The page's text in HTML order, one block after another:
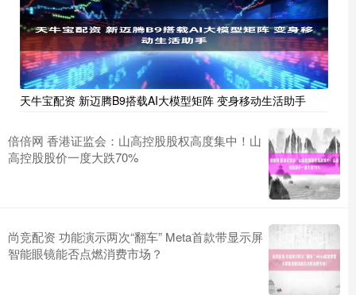
天牛宝配资 新迈腾B9搭载AI大模型矩阵 变身移动生活助手
倍倍网 香港证监会：山高控股股权高度集中！山
高控股股价一度大跌70%
尚竞配资 功能演示两次“翻车” Meta首款带显示屏
智能眼镜能否点燃消费市场？